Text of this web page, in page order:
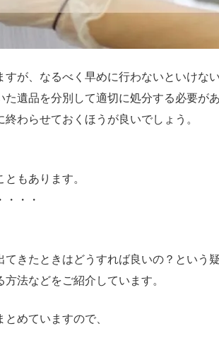
が、なるべく早めに行わないといけない
遺品を分別して適切に処分する必要があ
わらせておくほうが良いでしょう。
もあります。
・・
きたときはどうすれば良いの？という疑
法などをご紹介しています。
めていますので、